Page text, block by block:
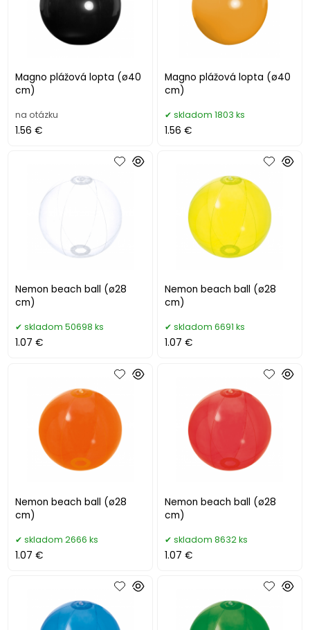
Magno plážová lopta (ø40
cm)
na otázku
1.56 €
Magno plážová lopta (ø40
cm)
skladom 1803 ks
1.56 €
Nemon beach ball (ø28
cm)
skladom 50698 ks
1.07 €
Nemon beach ball (ø28
cm)
skladom 6691 ks
1.07 €
Nemon beach ball (ø28
cm)
skladom 2666 ks
1.07 €
Nemon beach ball (ø28
cm)
skladom 8632 ks
1.07 €